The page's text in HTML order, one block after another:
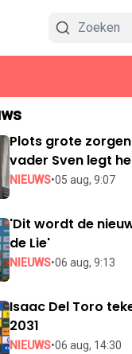
Plots grote
vader Sven legt
NIEUWS•05 aug, 9:07
'Dit wordt de
de Lie'
NIEUWS•06 aug, 9:13
Isaac Del Toro
2031
NIEUWS•06 aug, 14:30